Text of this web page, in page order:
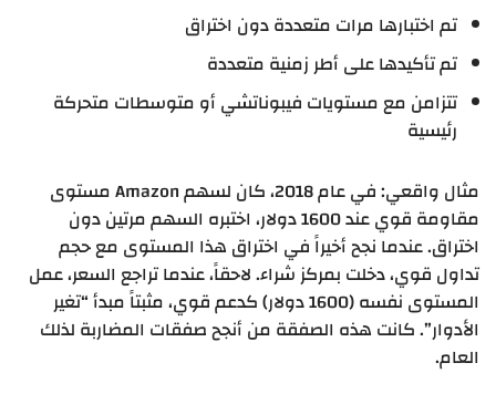
تم اختبارها مرات متعددة دون اختراق
تم تأكيدها على أطر زمنية متعددة
تتزامن مع مستويات فيبوناتشي أو متوسطات متحركة
رئيسية
مثال واقعي: في عام 2018، كان لسهم Amazon مستوى
مقاومة قوي عند 1600 دولار، اختبره السهم مرتين دون
اختراق. عندما نجح أخيراً في اختراق هذا المستوى مع حجم
تداول قوي، دخلت بمركز شراء. لاحقاً، عندما تراجع السعر، عمل
المستوى نفسه (1600 دولار) كدعم قوي، مثبتاً مبدأ “تغير
الأدوار”. كانت هذه الصفقة من أنجح صفقات المضاربة لذلك
العام.